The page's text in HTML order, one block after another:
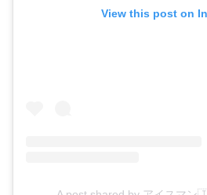
View this post on